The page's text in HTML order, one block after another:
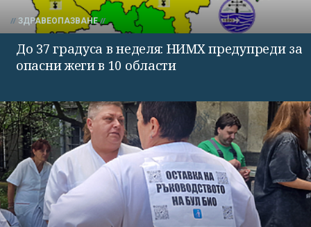
ЗДРАВЕОПАЗВАНЕ
До 37 градуса в неделя: НИМХ предупреди за
опасни жеги в 10 области